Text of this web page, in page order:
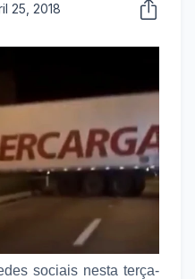
25, 2018
sociais nesta terça-